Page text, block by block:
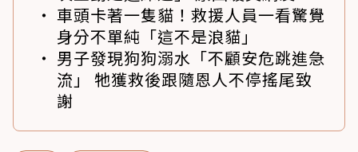
車頭卡著一隻貓！救援人員一看驚覺
身分不單純「這不是浪貓」
男子發現狗狗溺水「不顧安危跳進急
流」 牠獲救後跟隨恩人不停搖尾致
謝